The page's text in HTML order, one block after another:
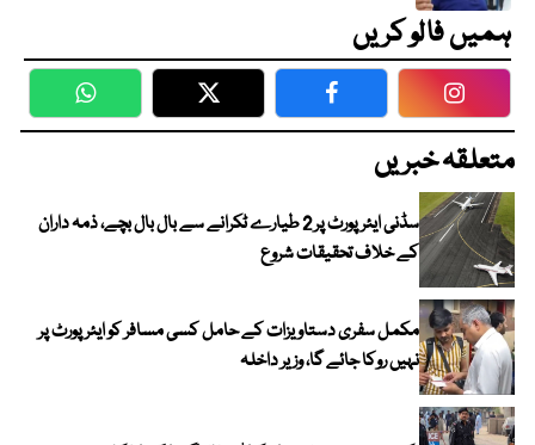
ہمیں فالو کریں
WhatsApp Twitter Facebook
متعلقہ خبریں
سڈنی ایئرپورٹ پر 2 طیارے ٹکرانے سے بال بال بچے، ذمہ داران
کے خلاف تحقیقات شروع
مکمل سفری دستاویزات کے حامل کسی مسافر کو ایئرپورٹ پر
نہیں روکا جائے گا، وزیر داخلہ